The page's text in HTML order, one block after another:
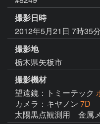
撮影日時
2012年5月21日 7時35
撮影地
栃木県矢板市
撮影機材
望遠鏡：トミーテック
カメラ：キヤノン 7D
太陽黒点観測用　金属